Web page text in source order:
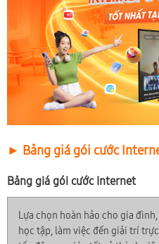
► Bảng giá gói cước
Bảng giá gói cước Internet
Lựa chọn hoàn hảo cho gia
học tập, làm việc đến giải trí